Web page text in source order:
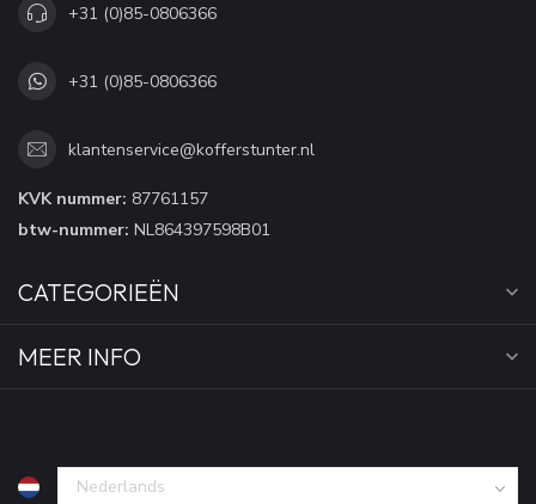
+31 (0)85-0806366
+31 (0)85-0806366
klantenservice@kofferstunter.nl
KVK nummer: 87761157
btw-nummer: NL864397598B01
CATEGORIEËN
MEER INFO